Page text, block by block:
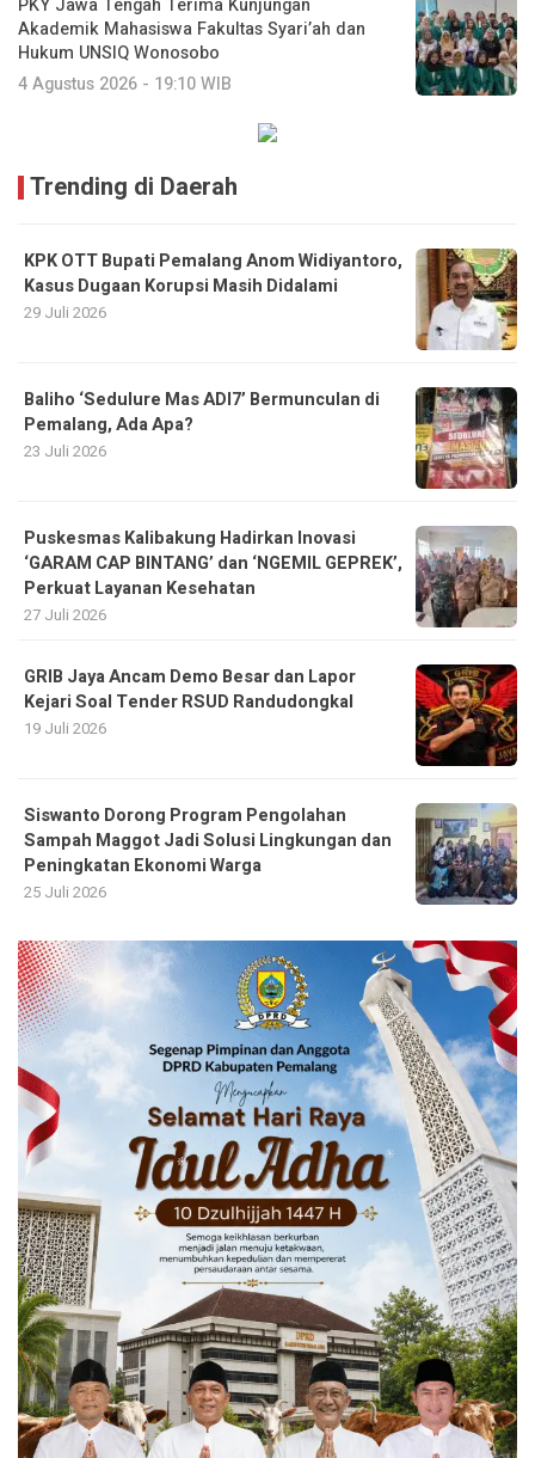
Akademik Mahasiswa Fakultas Syari’ah dan
Hukum UNSIQ Wonosobo
4 Agustus 2026 - 19:10 WIB
Trending di Daerah
KPK OTT Bupati Pemalang Anom Widiyantoro,
Kasus Dugaan Korupsi Masih Didalami
29 Juli 2026
Baliho ‘Sedulure Mas ADI7’ Bermunculan di
Pemalang, Ada Apa?
23 Juli 2026
Puskesmas Kalibakung Hadirkan Inovasi
‘GARAM CAP BINTANG’ dan ‘NGEMIL GEPREK’,
Perkuat Layanan Kesehatan
27 Juli 2026
GRIB Jaya Ancam Demo Besar dan Lapor
Kejari Soal Tender RSUD Randudongkal
19 Juli 2026
Siswanto Dorong Program Pengolahan
Sampah Maggot Jadi Solusi Lingkungan dan
Peningkatan Ekonomi Warga
25 Juli 2026